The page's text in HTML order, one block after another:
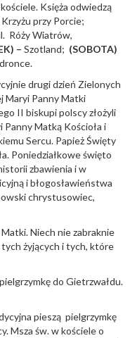
Księża odwiedzą
Krzyżu przy Porcie;
Róży Wiatrów,
– Szotland; (SOBOTA)
drugi dzień Zielonych
Maryi Panny Matki
II biskupi polscy złożyli
Panny Matką Kościoła i
Sercu. Papież Święty
Poniedziałkowe święto
zbawienia i w
i błogosławieństwa
chrystusowiec,
Niech nie zabraknie
tych żyjących i tych, które
do Gietrzwałdu.
pieszą pielgrzymkę
Msza św. w kościele o